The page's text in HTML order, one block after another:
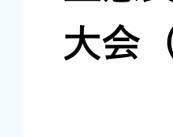
大会